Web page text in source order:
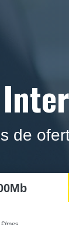
de